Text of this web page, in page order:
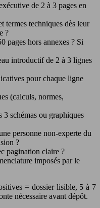
de 2 à 3 pages en
termes techniques dès leur
?
pages hors annexes ? Si
introductif de 2 à 3 lignes
pour chaque ligne
(calculs, normes,
schémas ou graphiques
personne non-experte du
?
pagination claire ?
imposés par le
= dossier lisible, 5 à 7
nécessaire avant dépôt.